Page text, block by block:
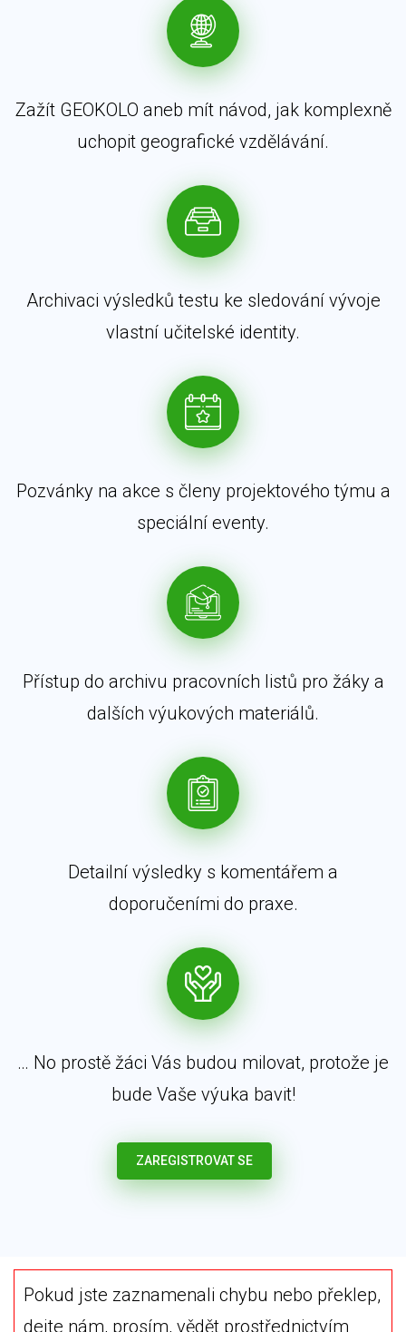
Zažít GEOKOLO aneb mít návod, jak komplexně
uchopit geografické vzdělávání.
Archivaci výsledků testu ke sledování vývoje
vlastní učitelské identity.
Pozvánky na akce s členy projektového týmu a
speciální eventy.
Přístup do archivu pracovních listů pro žáky a
dalších výukových materiálů.
Detailní výsledky s komentářem a
doporučeními do praxe.
… No prostě žáci Vás budou milovat, protože je
bude Vaše výuka bavit!
ZAREGISTROVAT SE
Pokud jste zaznamenali chybu nebo překlep,
dejte nám, prosím, vědět prostřednictvím